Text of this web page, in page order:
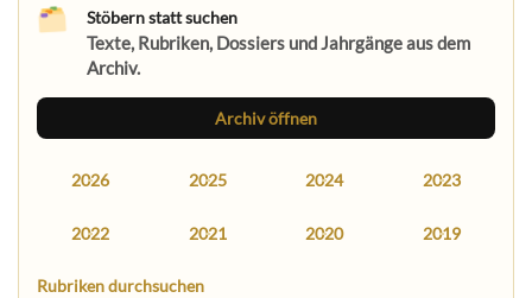
Stöbern statt suchen
Texte, Rubriken, Dossiers und Jahrgänge aus dem
Archiv.
Archiv öffnen
2026 2025 2024 2023
2022 2021 2020 2019
Rubriken durchsuchen